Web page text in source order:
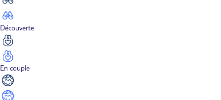
Découverte
En couple